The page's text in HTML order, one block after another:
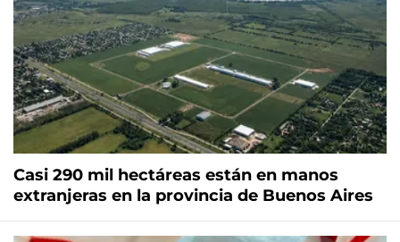
Casi 290 mil hectáreas están en manos
extranjeras en la provincia de Buenos Aires